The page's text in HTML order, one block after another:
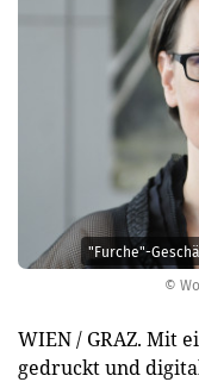
©
"Furche"-
WIEN / GRAZ. Mit
gedruckt und